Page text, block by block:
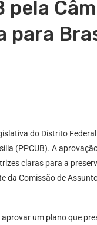
pela
para
do Distrito
(PPCUB). A
claras para a
da Comissão de
um plano que